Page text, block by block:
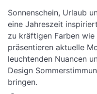
Sonnenschein, Urlaub
eine Jahreszeit
zu kräftigen Farben wie
präsentieren aktuelle
leuchtenden Nuancen
Design
bringen.